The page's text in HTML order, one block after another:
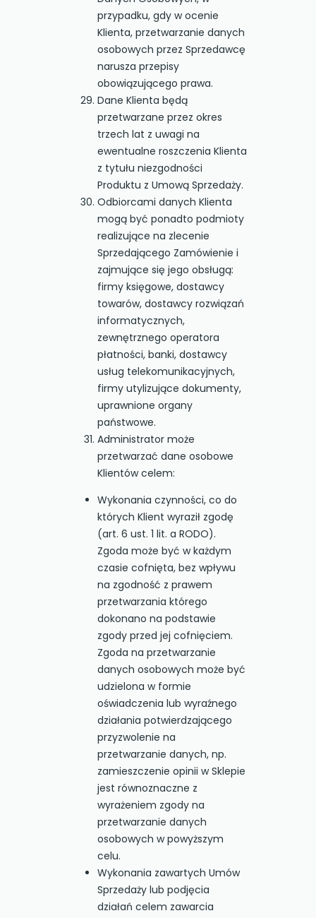
przypadku, gdy w ocenie
Klienta, przetwarzanie danych
osobowych przez Sprzedawcę
narusza przepisy
obowiązującego prawa.
Dane Klienta będą
przetwarzane przez okres
trzech lat z uwagi na
ewentualne roszczenia Klienta
z tytułu niezgodności
Produktu z Umową Sprzedaży.
Odbiorcami danych Klienta
mogą być ponadto podmioty
realizujące na zlecenie
Sprzedającego Zamówienie i
zajmujące się jego obsługą:
firmy księgowe, dostawcy
towarów, dostawcy rozwiązań
informatycznych,
zewnętrznego operatora
płatności, banki, dostawcy
usług telekomunikacyjnych,
firmy utylizujące dokumenty,
uprawnione organy
państwowe.
Administrator może
przetwarzać dane osobowe
Klientów celem:
Wykonania czynności, co do
których Klient wyraził zgodę
(art. 6 ust. 1 lit. a RODO).
Zgoda może być w każdym
czasie cofnięta, bez wpływu
na zgodność z prawem
przetwarzania którego
dokonano na podstawie
zgody przed jej cofnięciem.
Zgoda na przetwarzanie
danych osobowych może być
udzielona w formie
oświadczenia lub wyraźnego
działania potwierdzającego
przyzwolenie na
przetwarzanie danych, np.
zamieszczenie opinii w Sklepie
jest równoznaczne z
wyrażeniem zgody na
przetwarzanie danych
osobowych w powyższym
celu.
Wykonania zawartych Umów
Sprzedaży lub podjęcia
działań celem zawarcia